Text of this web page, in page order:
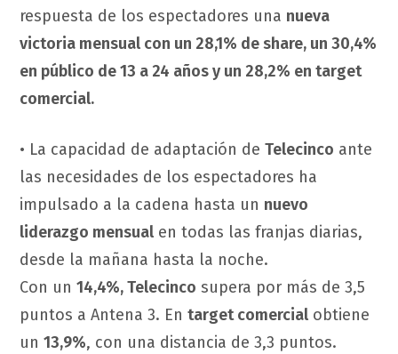
respuesta de los espectadores una nueva
victoria mensual con un 28,1% de share, un 30,4%
en público de 13 a 24 años y un 28,2% en target
comercial.
• La capacidad de adaptación de Telecinco ante
las necesidades de los espectadores ha
impulsado a la cadena hasta un nuevo
liderazgo mensual en todas las franjas diarias,
desde la mañana hasta la noche.
Con un 14,4%, Telecinco supera por más de 3,5
puntos a Antena 3. En target comercial obtiene
un 13,9%, con una distancia de 3,3 puntos.